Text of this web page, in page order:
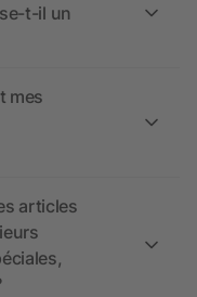
t-il un
mes
articles